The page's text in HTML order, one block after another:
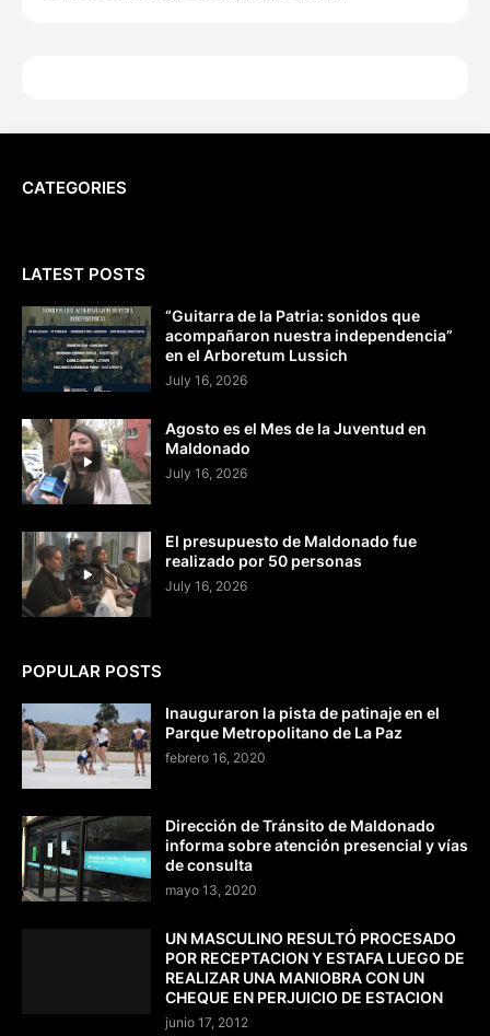
CATEGORIES
LATEST POSTS
“Guitarra de la Patria: sonidos que
acompañaron nuestra independencia”
en el Arboretum Lussich
July 16, 2026
Agosto es el Mes de la Juventud en
Maldonado
July 16, 2026
El presupuesto de Maldonado fue
realizado por 50 personas
July 16, 2026
POPULAR POSTS
Inauguraron la pista de patinaje en el
Parque Metropolitano de La Paz
febrero 16, 2020
Dirección de Tránsito de Maldonado
informa sobre atención presencial y vías
de consulta
mayo 13, 2020
UN MASCULINO RESULTÓ PROCESADO
POR RECEPTACION Y ESTAFA LUEGO DE
REALIZAR UNA MANIOBRA CON UN
CHEQUE EN PERJUICIO DE ESTACION
junio 17, 2012